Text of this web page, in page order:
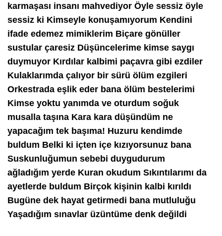
karmaşası insanı mahvediyor Öyle sessiz öyle
sessiz ki Kimseyle konuşamıyorum Kendini
ifade edemez mimiklerim Biçare gönüller
sustular çaresiz Düşüncelerime kimse saygı
duymuyor Kırdılar kalbimi paçavra gibi ezdiler
Kulaklarımda çalıyor bir sürü ölüm ezgileri
Orkestrada eşlik eder bana ölüm bestelerimi
Kimse yoktu yanımda ve oturdum soğuk
musalla taşına Kara kara düşündüm ne
yapacağım tek başıma! Huzuru kendimde
buldum Belki ki içten içe kızıyorsunuz bana
Suskunluğumun sebebi duygudurum
ağladığım yerde Kuran okudum Sıkıntılarımı da
ayetlerde buldum Birçok kişinin kalbi kırıldı
Bugüne dek hayat getirmedi bana mutluluğu
Yaşadığım sınavlar üzüntüme denk değildi